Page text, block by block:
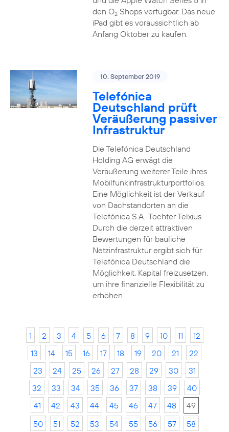
den O2Shops verfügbar. Das neue
iPad gibt es voraussichtlich ab
Anfang Oktober zu kaufen.
10. September 2019
Telefónica
Deutschland prüft
Veräußerung passiver
Infrastruktur
Die Telefónica Deutschland
Holding AG erwägt die
Veräußerung weiterer Teile ihres
Mobilfunkinfrastrukturportfolios.
Eine Möglichkeit ist der Verkauf
von Dachstandorten an die
Telefónica S.A.-Tochter Telxius.
Durch die derzeit attraktiven
Bewertungen für bauliche
Netzinfrastruktur ergibt sich für
Telefónica Deutschland die
Möglichkeit, Kapital freizusetzen,
um ihre finanzielle Flexibilität zu
erhöhen.
1 2 3 4 5 6 7 8 9 10 11
12
13
14 15 16 17 18 19 20 21
22
23
24 25 26 27 28 29 30
31
32
33 34 35 36 37 38 39
40
41
42 43 44 45 46 47 48
49
50
51 52 53 54 55 56 57
58